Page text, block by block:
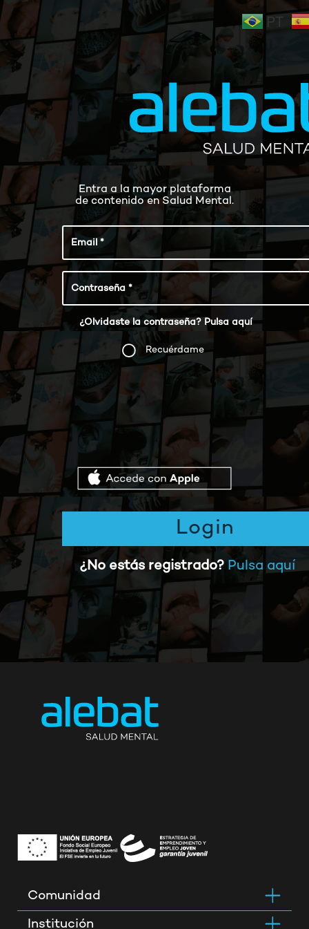
Saltar
contenido
Entra a la mayor plataforma
de contenido en Salud Mental.
¿Olvidaste la contraseña? Pulsa aquí
Recuérdame
Login
¿No estás registrado?Pulsa aquí
Comunidad
Institución
PT